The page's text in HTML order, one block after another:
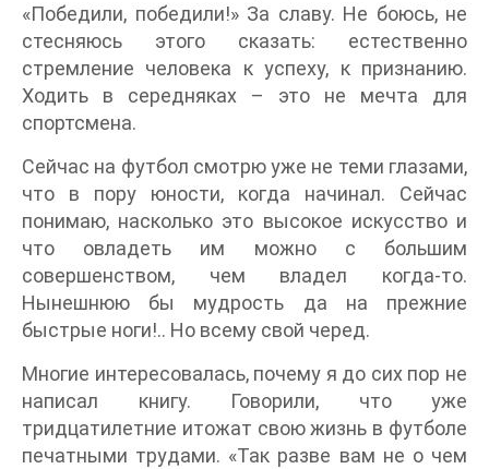
«Победили, победили!» За славу. Не боюсь, не
стесняюсь этого сказать: естественно
стремление человека к успеху, к признанию.
Ходить в середняках – это не мечта для
спортсмена.
Сейчас на футбол смотрю уже не теми глазами,
что в пору юности, когда начинал. Сейчас
понимаю, насколько это высокое искусство и
что овладеть им можно с большим
совершенством, чем владел когда-то.
Нынешнюю бы мудрость да на прежние
быстрые ноги!.. Но всему свой черед.
Многие интересовалась, почему я до сих пор не
написал книгу. Говорили, что уже
тридцатилетние итожат свою жизнь в футболе
печатными трудами. «Так разве вам не о чем